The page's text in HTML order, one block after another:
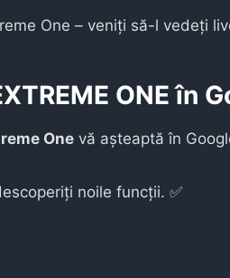
One – veniți să-l vedeți
ONE în
One vă așteaptă în
noile funcții. ✅